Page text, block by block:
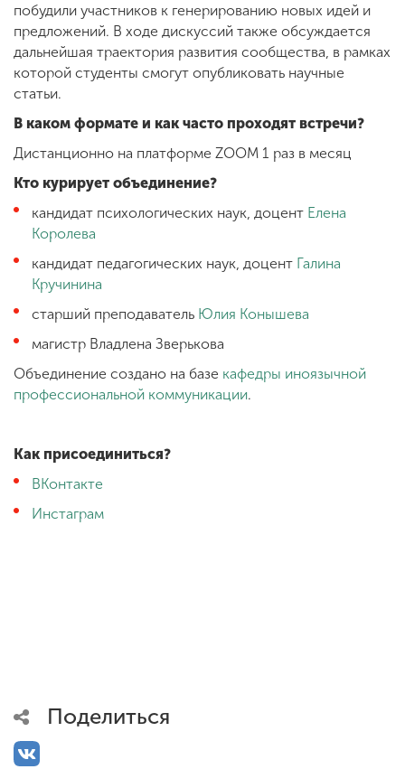
побудили участников к генерированию новых идей и
предложений. В ходе дискуссий также обсуждается
дальнейшая траектория развития сообщества, в рамках
которой студенты смогут опубликовать научные
статьи.
В каком формате и как часто проходят встречи?
Дистанционно на платформе ZOOM 1 раз в месяц
Кто курирует объединение?
кандидат психологических наук, доцент Елена
Королева
кандидат педагогических наук, доцент Галина
Кручинина
старший преподаватель Юлия Конышева
магистр Владлена Зверькова
Объединение создано на базе кафедры иноязычной
профессиональной коммуникации.
Как присоединиться?
ВКонтакте
Инстаграм
Поделиться